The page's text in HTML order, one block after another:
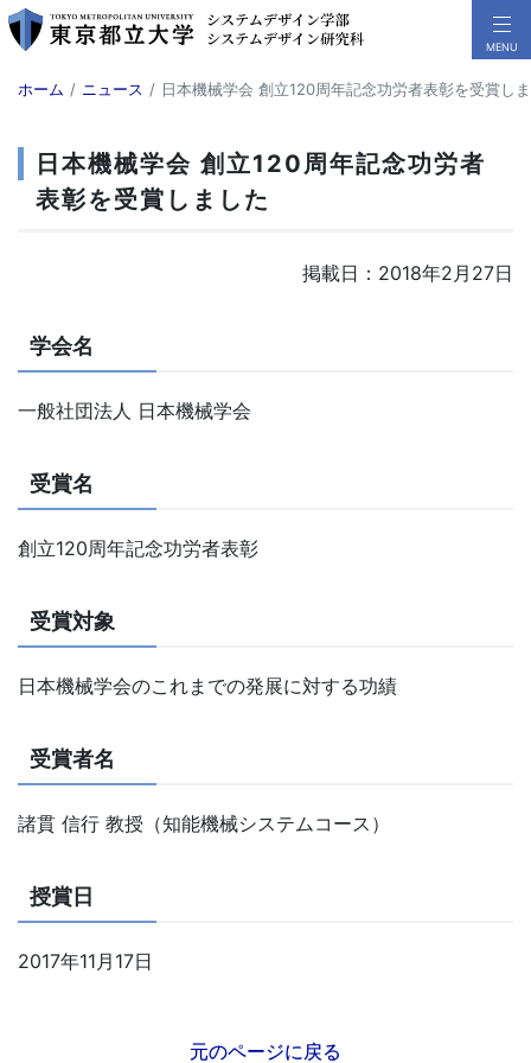
ホーム ニュース 日本機械学会 創立120周年記念功労者表彰を受賞し
日本機械学会 創立120周年記念功労者
表彰を受賞しました
掲載日：2018年2月27日
学会名
一般社団法人 日本機械学会
受賞名
創立120周年記念功労者表彰
受賞対象
日本機械学会のこれまでの発展に対する功績
受賞者名
諸貫 信行 教授（知能機械システムコース）
授賞日
2017年11月17日
元のページに戻る